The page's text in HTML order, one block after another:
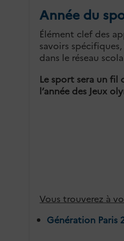
Année du
Élément clef des
savoirs
dans le réseau
Le sport sera un fil
l’année des Jeux
Vous trouverez à
Génération Paris